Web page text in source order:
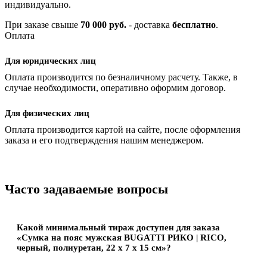
индивидуально.
При заказе свыше 70 000 руб. - доставка бесплатно.
Оплата
Для юридических лиц
Оплата производится по безналичному расчету. Также, в
случае необходимости, оперативно оформим договор.
Для физических лиц
Оплата производится картой на сайте, после оформления
заказа и его подтверждения нашим менеджером.
Часто задаваемые вопросы
Какой минимальный тираж доступен для заказа
«Сумка на пояс мужская BUGATTI РИКО | RICO,
черный, полиуретан, 22 x 7 x 15 см»?